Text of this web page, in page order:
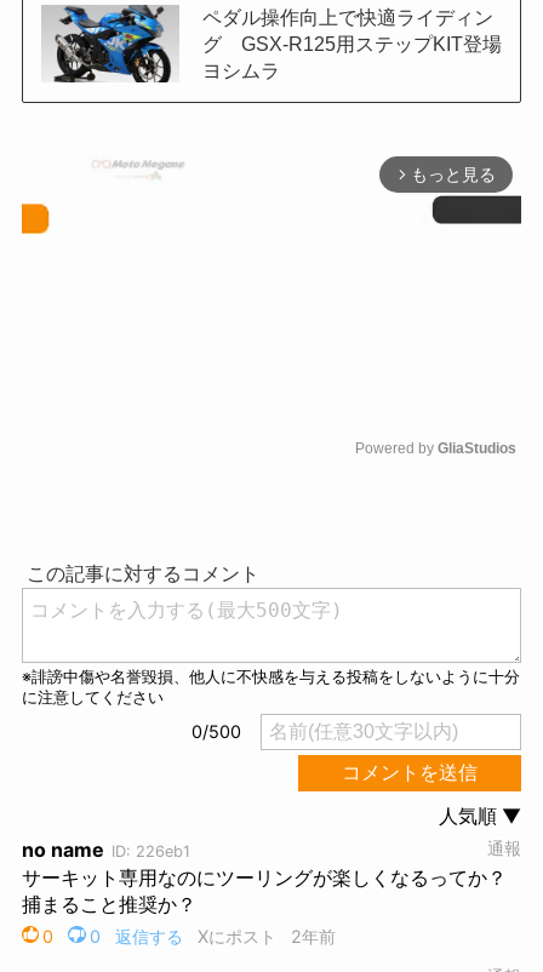
ペダル操作向上で快適ライディン
グ GSX-R125用ステップKIT登場
ヨシムラ
arrow_forward_ios もっと見る
Powered by GliaStudios